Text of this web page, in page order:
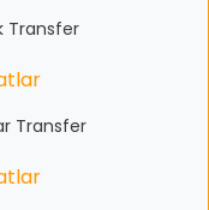
Transfer
Transfer